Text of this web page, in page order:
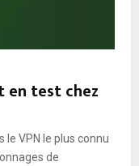
en test chez
le VPN le plus connu
de